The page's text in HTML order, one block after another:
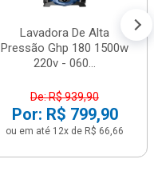
Lavadora De Alta
Pressão Ghp 180 1500w
220v - 060...
De: R$ 939,90
Por: R$ 799,90
ou em até 12x de R$ 66,66